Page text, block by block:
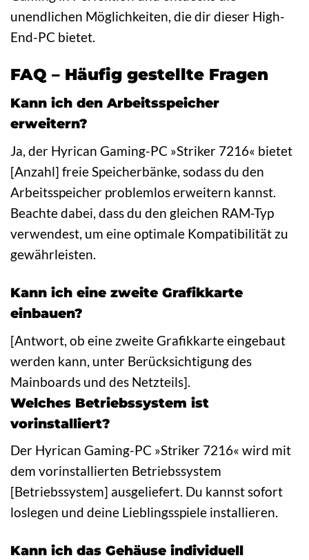
unendlichen Möglichkeiten, die dir dieser High-
End-PC bietet.
FAQ – Häufig gestellte Fragen
Kann ich den Arbeitsspeicher
erweitern?
Ja, der Hyrican Gaming-PC »Striker 7216« bietet
[Anzahl] freie Speicherbänke, sodass du den
Arbeitsspeicher problemlos erweitern kannst.
Beachte dabei, dass du den gleichen RAM-Typ
verwendest, um eine optimale Kompatibilität zu
gewährleisten.
Kann ich eine zweite Grafikkarte
einbauen?
[Antwort, ob eine zweite Grafikkarte eingebaut
werden kann, unter Berücksichtigung des
Mainboards und des Netzteils].
Welches Betriebssystem ist
vorinstalliert?
Der Hyrican Gaming-PC »Striker 7216« wird mit
dem vorinstallierten Betriebssystem
[Betriebssystem] ausgeliefert. Du kannst sofort
loslegen und deine Lieblingsspiele installieren.
Kann ich das Gehäuse individuell